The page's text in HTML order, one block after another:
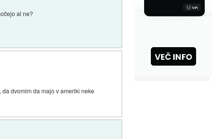
al ne?
dvomim da majo v ameriki neke